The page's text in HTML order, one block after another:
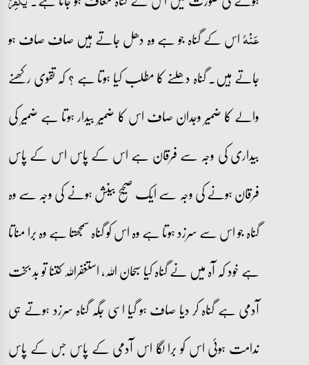
عَنۡہُاس کے گناہ جو ہے وہ دھل جاتے ہیں صاف صاف ہو
جاتے ہیں۔ گناہ دھلنے کا مطلب کیا ہوتا ہے ؟ کہ تقوی رکھنے
والے کا ضمیر وجدان صاف اس کا ضمیر بیدار ہوتا ہے ضمیر کی
بیداری کی وجہ سے فرقان ہے اس کے پاس اس کے پاس
فرقان ہونے کی وجہ سے ایک صحیح بینش ہونے کی وجہ سے وہ
گناہ جو اس سے سرزد ہوتا ہے وہ اس کو گناہ سمجھتا ہے وہ برا مناتا
ہے خود کہ آہ میں نے گناہ کیا سبحان اللہ، استغفراللہ کتنا تو بد بخت
آدمی ہے گناہ کر دیا صاف ہو گیا اسی جگہ گناہ سرزد ہوتے ہی
ندامت ہوئی اس کو برا لگا اس آدمی کے پاس جس کے پاس